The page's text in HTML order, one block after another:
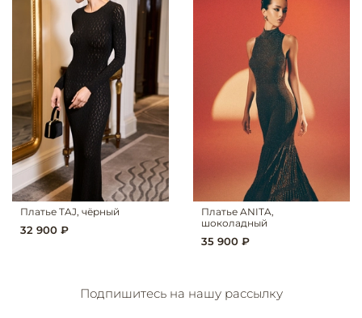
Платье TAJ, чёрный
32 900 ₽
Платье ANITA,
шоколадный
35 900 ₽
Подпишитесь на нашу рассылку